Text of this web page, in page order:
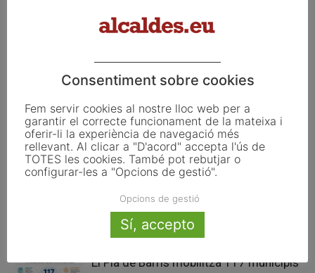
institucional i protegir els
Articles relacionats
Pals reclama revisar el decret dels
habitatges d’ús turístic per preservar
l’autonomia municipal
La UE activa les primeres obligacions
de transparència de la Llei d’IA que
afecten els ajuntaments
El Pla de Barris mobilitza 117 municipis
Consentiment sobre cookies
Fem servir cookies al nostre lloc web per a
garantir el correcte funcionament de la mateixa i
oferir-li la experiència de navegació més
rellevant. Al clicar a "D'acord" accepta l'ús de
TOTES les cookies. També pot rebutjar o
configurar-les a "Opcions de gestió".
Opcions de gestió
Sí, accepto